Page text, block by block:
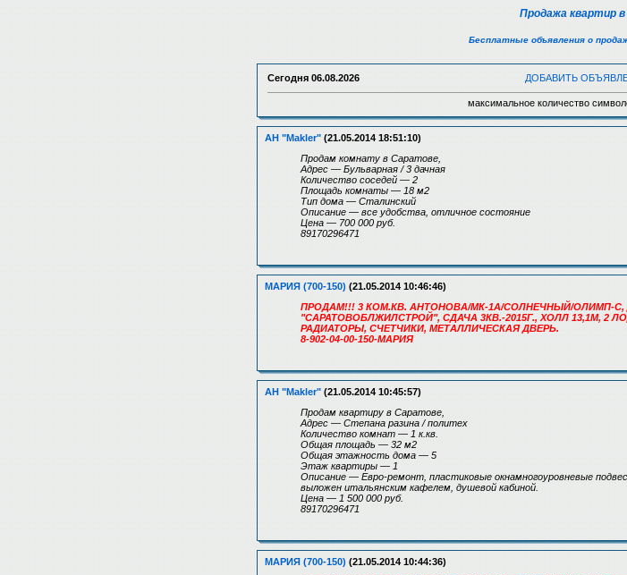
Продажа квартир
Бесплатные объявления о
Сегодня 06.08.2026 ДОБАВИТЬ
максимальное количество
АН "Makler" (21.05.2014 18:51:10)
Продам комнату в Саратове,
Адрес — Бульварная / 3 дачная
Количество coceдей — 2
Площадь комнаты — 18 м2
Tип дома — Сталинский
Описание — все удобства, отличное состояние
Цена — 700 000 руб.
89170296471
МАРИЯ (700-150) (21.05.2014 10:46:46)
ПРОДАМ!!! 3 КОМ.КВ. АНТОНОВА/МК-1А/СОЛНЕЧНЫЙ/ОЛИМП-С,
"САРАТОВОБЛЖИЛСТРОЙ", СДАЧА 3КВ.-2015Г., ХОЛЛ 13,1М, 2
РАДИАТОРЫ, СЧЕТЧИКИ, МЕТАЛЛИЧЕСКАЯ ДВЕРЬ.
8-902-04-00-150-МАРИЯ
АН "Makler" (21.05.2014 10:45:57)
Продам квартиру в Саратове,
Адрес — Степана разина / политех
Количество комнат — 1 к.кв.
Общая площадь — 32 м2
Общая этажность дома — 5
Этаж квартиры — 1
Описание — Евро-ремонт, пластиковые окнамногоуровневые
выложен итальянским кафелем, душевой кабиной.
Цена — 1 500 000 руб.
89170296471
МАРИЯ (700-150) (21.05.2014 10:44:36)